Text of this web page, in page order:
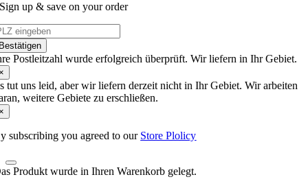
Sign up & save on your order
Postleitzahl wurde erfolgreich überprüft. Wir liefern in Ihr Gebiet.
tut uns leid, aber wir liefern derzeit nicht in Ihr Gebiet. Wir arbeiten
weitere Gebiete zu erschließen.
subscribing you agreed to our Store Plolicy
Produkt wurde in Ihren Warenkorb gelegt.